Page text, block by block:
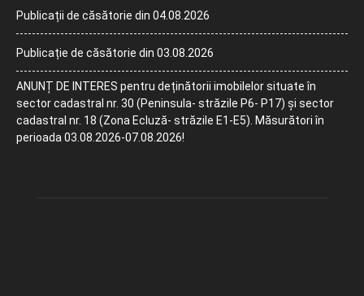
Publicații de căsătorie din 04.08.2026
Publicație de căsătorie din 03.08.2026
ANUNȚ DE INTERES pentru deținătorii imobilelor situate în
sector cadastral nr. 30 (Peninsula- străzile P6- P17) și sector
cadastral nr. 18 (Zona Ecluză- străzile E1-E5). Măsurători în
perioada 03.08.2026-07.08.2026!